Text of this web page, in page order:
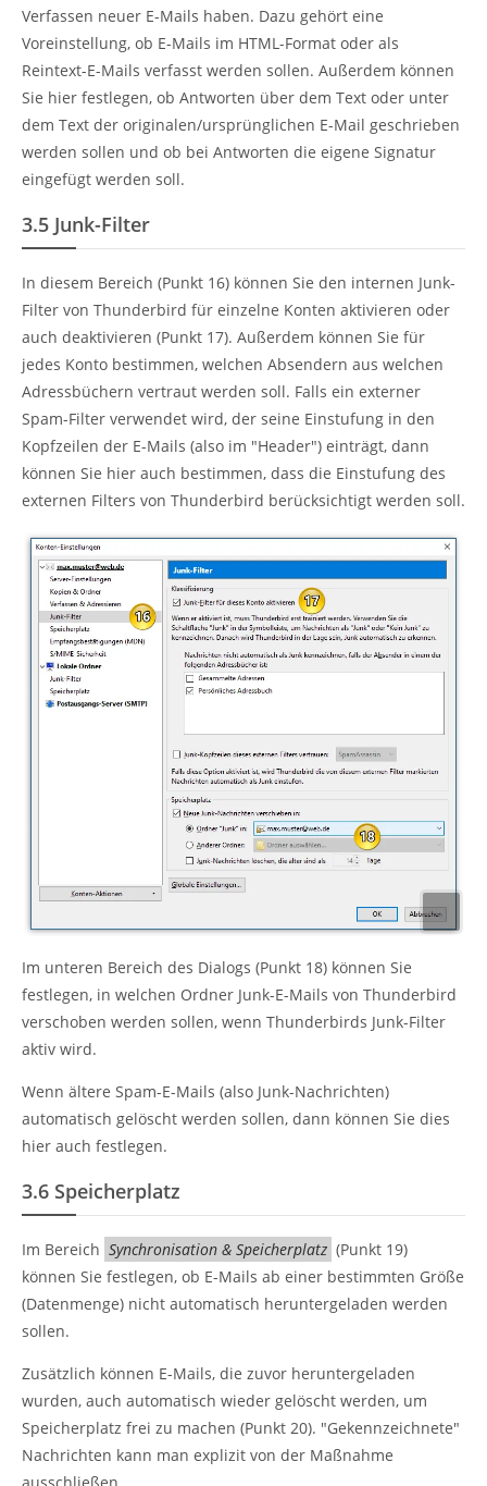
Verfassen neuer E-Mails haben. Dazu gehört eine
Voreinstellung, ob E-Mails im HTML-Format oder als
Reintext-E-Mails verfasst werden sollen. Außerdem können
Sie hier festlegen, ob Antworten über dem Text oder unter
dem Text der originalen/ursprünglichen E-Mail geschrieben
werden sollen und ob bei Antworten die eigene Signatur
eingefügt werden soll.
3.5 Junk-Filter
In diesem Bereich (Punkt 16) können Sie den internen Junk-
Filter von Thunderbird für einzelne Konten aktivieren oder
auch deaktivieren (Punkt 17). Außerdem können Sie für
jedes Konto bestimmen, welchen Absendern aus welchen
Adressbüchern vertraut werden soll. Falls ein externer
Spam-Filter verwendet wird, der seine Einstufung in den
Kopfzeilen der E-Mails (also im "Header") einträgt, dann
können Sie hier auch bestimmen, dass die Einstufung des
externen Filters von Thunderbird berücksichtigt werden soll.
Im unteren Bereich des Dialogs (Punkt 18) können Sie
festlegen, in welchen Ordner Junk-E-Mails von Thunderbird
verschoben werden sollen, wenn Thunderbirds Junk-Filter
aktiv wird.
Wenn ältere Spam-E-Mails (also Junk-Nachrichten)
automatisch gelöscht werden sollen, dann können Sie dies
hier auch festlegen.
3.6 Speicherplatz
Im Bereich Synchronisation & Speicherplatz (Punkt 19)
können Sie festlegen, ob E-Mails ab einer bestimmten Größe
(Datenmenge) nicht automatisch heruntergeladen werden
sollen.
Zusätzlich können E-Mails, die zuvor heruntergeladen
wurden, auch automatisch wieder gelöscht werden, um
Speicherplatz frei zu machen (Punkt 20). "Gekennzeichnete"
Nachrichten kann man explizit von der Maßnahme